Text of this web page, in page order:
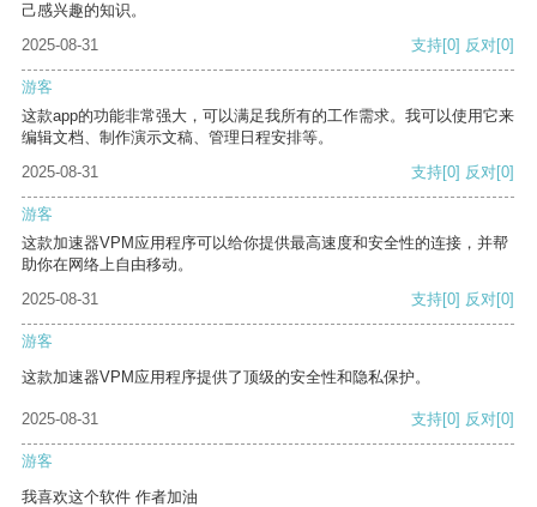
己感兴趣的知识。
2025-08-31
支持[0] 反对[0]
游客
这款app的功能非常强大，可以满足我所有的工作需求。我可以使用它来
编辑文档、制作演示文稿、管理日程安排等。
2025-08-31
支持[0] 反对[0]
游客
这款加速器VPM应用程序可以给你提供最高速度和安全性的连接，并帮
助你在网络上自由移动。
2025-08-31
支持[0] 反对[0]
游客
这款加速器VPM应用程序提供了顶级的安全性和隐私保护。
2025-08-31 支持[0] 反对[0]
游客
我喜欢这个软件 作者加油